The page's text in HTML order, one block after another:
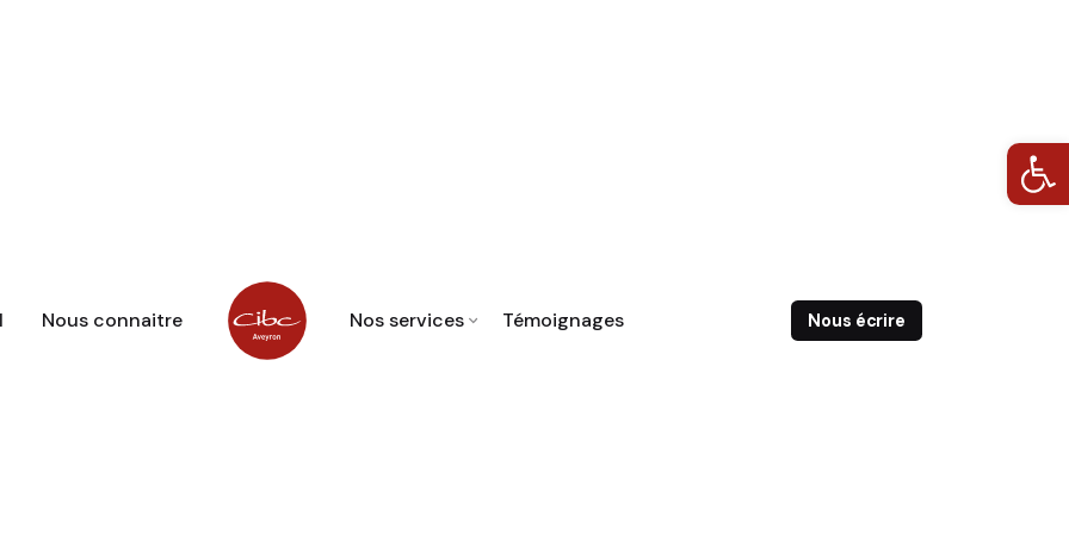
Ouvrir la barre d’outils
Nous connaitre Nos services Témoignages Nous écrire